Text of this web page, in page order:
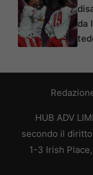
da
HUB ADV
secondo il
1-3 Irish